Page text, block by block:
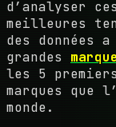
d’analyser
meilleures
des données
grandes
les 5
marques que
monde.